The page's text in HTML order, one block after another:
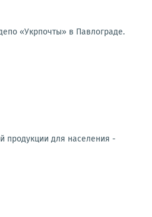
«Укрпочты» в Павлограде.
продукции для населения -